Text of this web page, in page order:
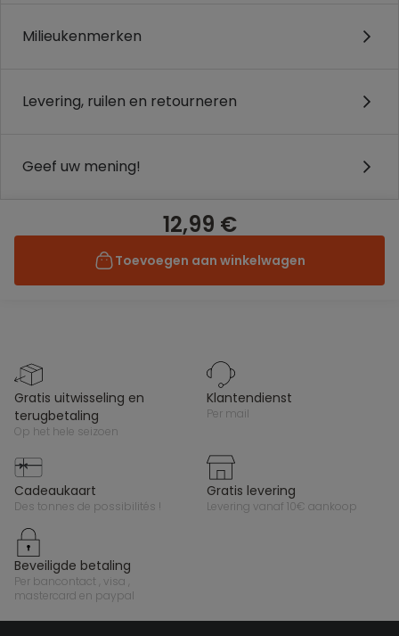
Milieukenmerken
Levering, ruilen en retourneren
Geef uw mening!
12,99 €
Toevoegen aan winkelwagen
gratis uitwisseling en
terugbetaling
op het hele seizoen
klantendienst
per mail
cadeaukaart
des tonnes de possibilités !
gratis levering
levering vanaf 10€ aankoop
beveiligde betaling
per bancontact , visa ,
mastercard en paypal